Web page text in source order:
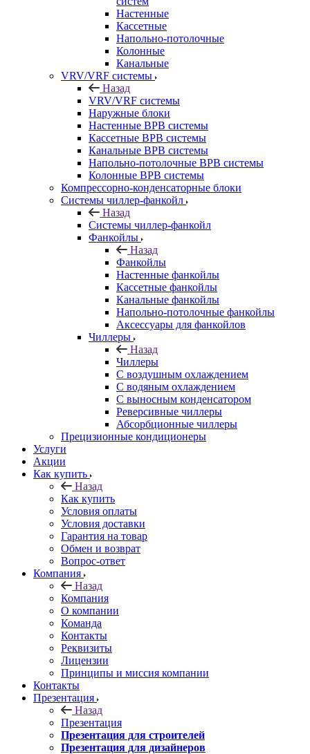
Настенные
Кассетные
Напольно-потолочные
Колонные
Канальные
VRV/VRF системы
Назад
VRV/VRF системы
Наружные блоки
Настенные ВРВ системы
Кассетные ВРВ системы
Канальные ВРВ системы
Напольно-потолочные ВРВ системы
Колонные ВРВ системы
Компрессорно-конденсаторные блоки
Системы чиллер-фанкойл
Назад
Системы чиллер-фанкойл
Фанкойлы
Назад
Фанкойлы
Настенные фанкойлы
Кассетные фанкойлы
Канальные фанкойлы
Напольно-потолочные фанкойлы
Аксессуары для фанкойлов
Чиллеры
Назад
Чиллеры
С воздушным охлаждением
С водяным охлаждением
С выносным конденсатором
Реверсивные чиллеры
Абсорбционные чиллеры
Прецизионные кондиционеры
Услуги
Акции
Как купить
Назад
Как купить
Условия оплаты
Условия доставки
Гарантия на товар
Обмен и возврат
Вопрос-ответ
Компания
Назад
Компания
О компании
Команда
Контакты
Реквизиты
Лицензии
Принципы и миссия компании
Контакты
Презентация
Назад
Презентация
Презентация для строителей
Презентация для дизайнеров